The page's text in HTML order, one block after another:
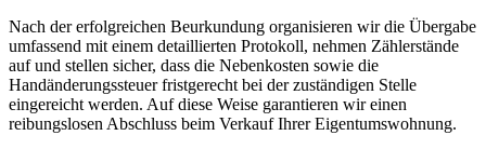
Nach der erfolgreichen Beurkundung organisieren wir die Übergabe
umfassend mit einem detaillierten Protokoll, nehmen Zählerstände
auf und stellen sicher, dass die Nebenkosten sowie die
Handänderungssteuer fristgerecht bei der zuständigen Stelle
eingereicht werden. Auf diese Weise garantieren wir einen
reibungslosen Abschluss beim Verkauf Ihrer Eigentumswohnung.